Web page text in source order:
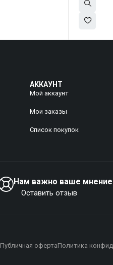
АККАУНТ
Мой аккаунт
Mои заказы
Список покупок
Нам важно ваше
Оставить отзыв
Публичная офертаПолитика